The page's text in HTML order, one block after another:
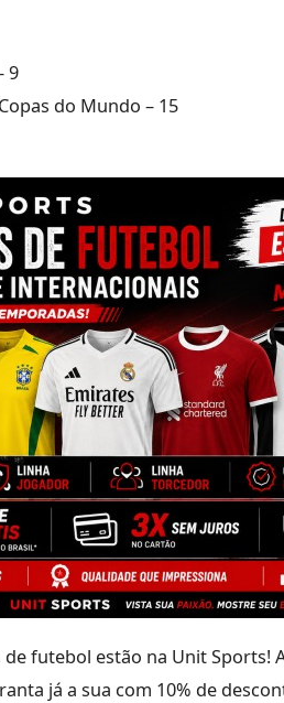
9
do Mundo – 15
de futebol estão na Unit Sports!
já a sua com 10% de